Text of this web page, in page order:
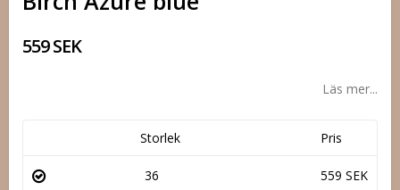
559 SEK
Läs mer...
Storlek Pris
36 559 SEK